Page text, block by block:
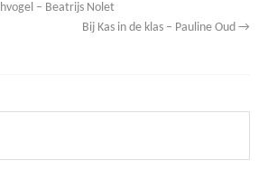
– Beatrijs Nolet
Bij Kas in de klas – Pauline Oud →